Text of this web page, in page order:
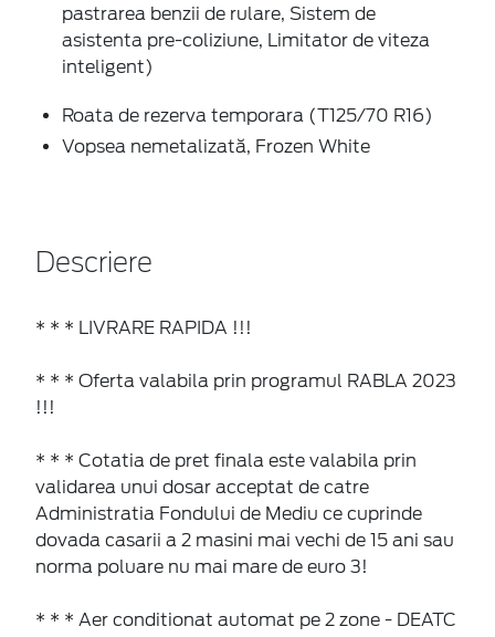
pastrarea benzii de rulare, Sistem de
asistenta pre-coliziune, Limitator de viteza
inteligent)
Roata de rezerva temporara (T125/70 R16)
Vopsea nemetalizată, Frozen White
Descriere
* * * LIVRARE RAPIDA !!!
* * * Oferta valabila prin programul RABLA 2023
!!!
* * * Cotatia de pret finala este valabila prin
validarea unui dosar acceptat de catre
Administratia Fondului de Mediu ce cuprinde
dovada casarii a 2 masini mai vechi de 15 ani sau
norma poluare nu mai mare de euro 3!
* * * Aer conditionat automat pe 2 zone - DEATC